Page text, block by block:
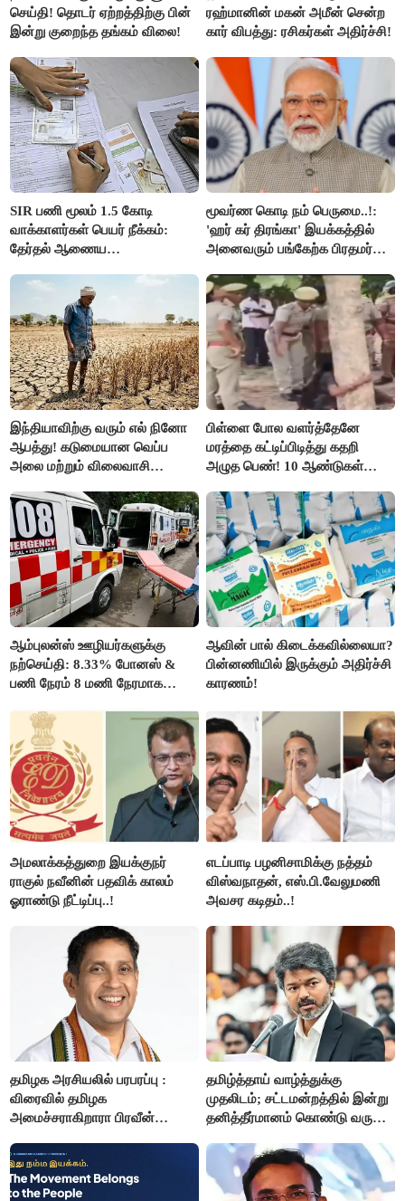
செய்தி! தொடர் ஏற்றத்திற்கு பின்
இன்று குறைந்த தங்கம் விலை!
ரஹ்மானின் மகன் அமீன் சென்ற
கார் விபத்து: ரசிகர்கள் அதிர்ச்சி!
SIR பணி மூலம் 1.5 கோடி
வாக்காளர்கள் பெயர் நீக்கம்:
தேர்தல் ஆணைய
மூவர்ண கொடி நம் பெருமை..!:
'ஹர் கர் திரங்கா' இயக்கத்தில்
அனைவரும் பங்கேற்க பிரதமர்
இந்தியாவிற்கு வரும் எல் நினோ
ஆபத்து! கடுமையான வெப்ப
அலை மற்றும் விலைவாசி
பிள்ளை போல வளர்த்தேனே
மரத்தை கட்டிப்பிடித்து கதறி
அழுத பெண்! 10 ஆண்டுகள்
வெட்டி சாய்ப்பு..!
ஆம்புலன்ஸ் ஊழியர்களுக்கு
நற்செய்தி: 8.33% போனஸ் &
பணி நேரம் 8 மணி நேரமாக
ஆவின் பால் கிடைக்கவில்லையா?
பின்னணியில் இருக்கும் அதிர்ச்சி
காரணம்!
அமலாக்கத்துறை இயக்குநர்
ராகுல் நவீனின் பதவிக் காலம்
ஓராண்டு நீட்டிப்பு..!
எடப்பாடி பழனிசாமிக்கு நத்தம்
விஸ்வநாதன், எஸ்.பி.வேலுமணி
அவசர கடிதம்..!
தமிழக அரசியலில் பரபரப்பு :
விரைவில் தமிழக
அமைச்சராகிறாரா பிரவீன்
தமிழ்த்தாய் வாழ்த்துக்கு
முதலிடம்; சட்டமன்றத்தில் இன்று
தனித்தீர்மானம் கொண்டு வரும்